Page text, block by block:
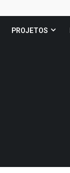
PROJETOS